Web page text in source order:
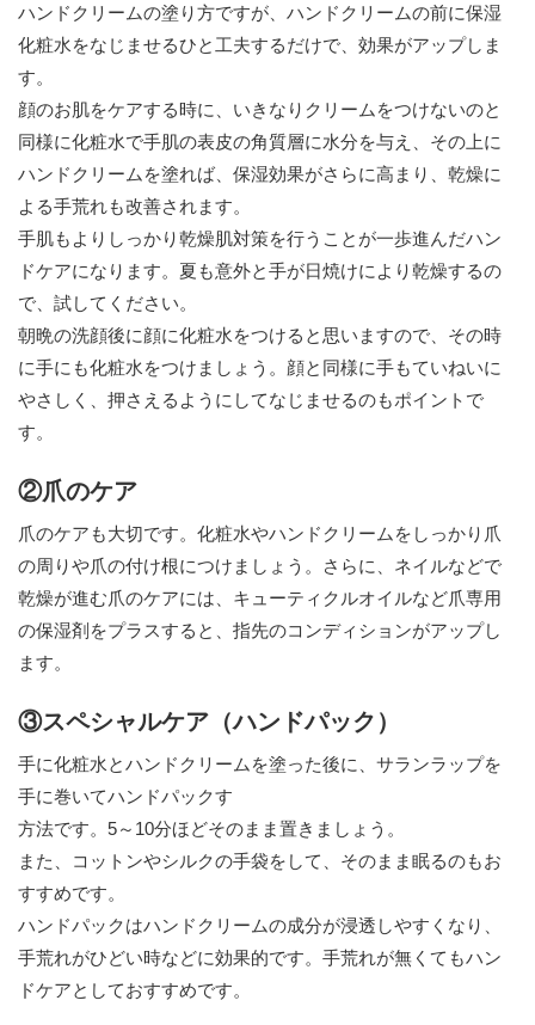
ハンドクリームの塗り方ですが、ハンドクリームの前に保湿
化粧水をなじませるひと工夫するだけで、効果がアップしま
す。
顔のお肌をケアする時に、いきなりクリームをつけないのと
同様に化粧水で手肌の表皮の角質層に水分を与え、その上に
ハンドクリームを塗れば、保湿効果がさらに高まり、乾燥に
よる手荒れも改善されます。
手肌もよりしっかり乾燥肌対策を行うことが一歩進んだハン
ドケアになります。夏も意外と手が日焼けにより乾燥するの
で、試してください。
朝晩の洗顔後に顔に化粧水をつけると思いますので、その時
に手にも化粧水をつけましょう。顔と同様に手もていねいに
やさしく、押さえるようにしてなじませるのもポイントで
す。
②爪のケア
爪のケアも大切です。化粧水やハンドクリームをしっかり爪
の周りや爪の付け根につけましょう。さらに、ネイルなどで
乾燥が進む爪のケアには、キューティクルオイルなど爪専用
の保湿剤をプラスすると、指先のコンディションがアップし
ます。
③スペシャルケア（ハンドパック）
手に化粧水とハンドクリームを塗った後に、サランラップを
手に巻いてハンドパックす
方法です。5～10分ほどそのまま置きましょう。
また、コットンやシルクの手袋をして、そのまま眠るのもお
すすめです。
ハンドパックはハンドクリームの成分が浸透しやすくなり、
手荒れがひどい時などに効果的です。手荒れが無くてもハン
ドケアとしておすすめです。